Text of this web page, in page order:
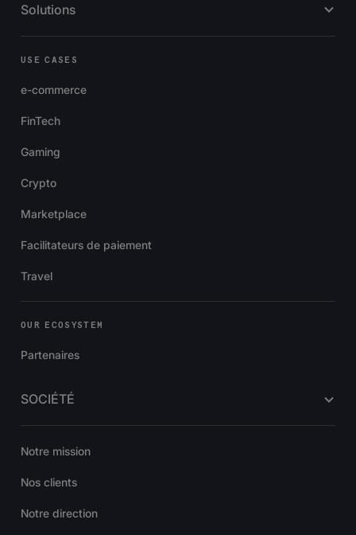
Solutions
USE CASES
e-commerce
FinTech
Gaming
Crypto
Marketplace
Facilitateurs de paiement
Travel
OUR ECOSYSTEM
Partenaires
SOCIÉTÉ
Notre mission
Nos clients
Notre direction